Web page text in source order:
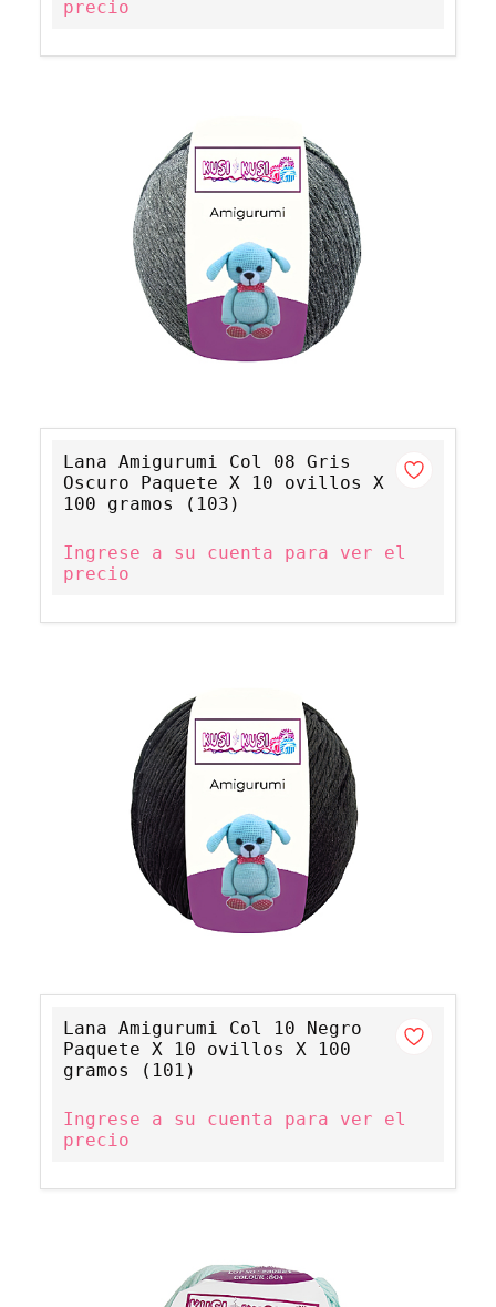
precio
Lana Amigurumi Col 08 Gris
Oscuro Paquete X 10 ovillos X
100 gramos (103)
Ingrese a su cuenta para ver el
precio
Lana Amigurumi Col 10 Negro
Paquete X 10 ovillos X 100
gramos (101)
Ingrese a su cuenta para ver el
precio